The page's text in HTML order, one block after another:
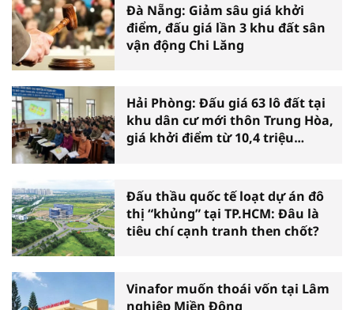
Đà Nẵng: Giảm sâu giá khởi
điểm, đấu giá lần 3 khu đất sân
vận động Chi Lăng
Hải Phòng: Đấu giá 63 lô đất tại
khu dân cư mới thôn Trung Hòa,
giá khởi điểm từ 10,4 triệu
Đấu thầu quốc tế loạt dự án đô
thị “khủng” tại TP.HCM: Đâu là
tiêu chí cạnh tranh then chốt?
Vinafor muốn thoái vốn tại Lâm
nghiệp Miền Đông